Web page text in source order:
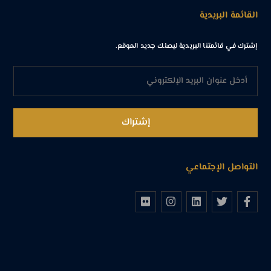
القائمة البريدية
إشترك في قائمتنا البريدية ليصلك جديد الموقع.
التواصل الإجتماعي